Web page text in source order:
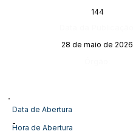
144
28 de maio de 2026
Data de Abertura
-
Hora de Abertura